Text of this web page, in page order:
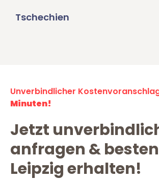
Tschechien
Unverbindlicher
Minuten!
Jetzt
anfragen &
Leipzig erhalten!